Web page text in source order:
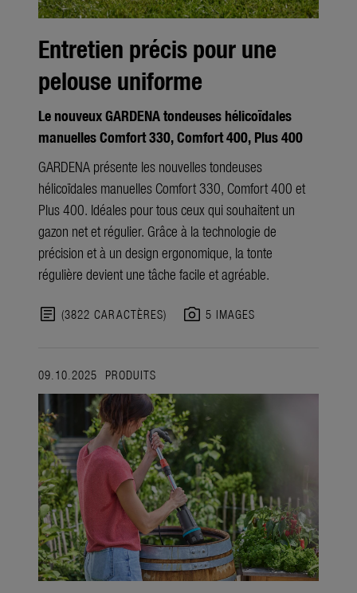
Entretien précis pour une
pelouse uniforme
Le nouveux GARDENA tondeuses hélicoïdales
manuelles Comfort 330, Comfort 400, Plus 400
GARDENA présente les nouvelles tondeuses
hélicoïdales manuelles Comfort 330, Comfort 400 et
Plus 400. Idéales pour tous ceux qui souhaitent un
gazon net et régulier. Grâce à la technologie de
précision et à un design ergonomique, la tonte
régulière devient une tâche facile et agréable.
article (3822 CARACTÈRES) photo_camera 5 IMAGES
09.10.2025 PRODUITS